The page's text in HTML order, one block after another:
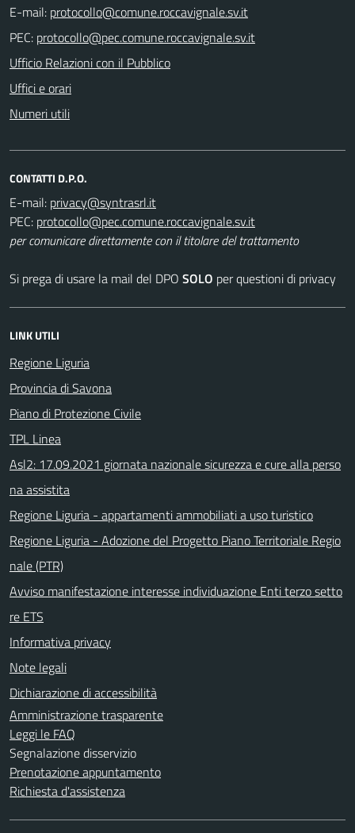
E-mail:
PEC:
Ufficio Relazioni con il Pubblico
Uffici e orari
Numeri utili
CONTATTI D.P.O.
E-mail:
PEC:
per comunicare direttamente con il titolare del trattamento
Si prega di usare la mail del DPO SOLO per questioni di privacy
LINK UTILI
Regione Liguria
Provincia di Savona
Piano di Protezione Civile
TPL Linea
Asl2: 17.09.2021 giornata nazionale sicurezza e cure alla perso
na assistita
Regione Liguria - appartamenti ammobiliati a uso turistico
Regione Liguria - Adozione del Progetto Piano Territoriale Regio
nale (PTR)
Avviso manifestazione interesse individuazione Enti terzo setto
re ETS
Informativa privacy
Note legali
Dichiarazione di accessibilità
Amministrazione trasparente
Leggi le FAQ
Segnalazione disservizio
Prenotazione appuntamento
Richiesta d'assistenza